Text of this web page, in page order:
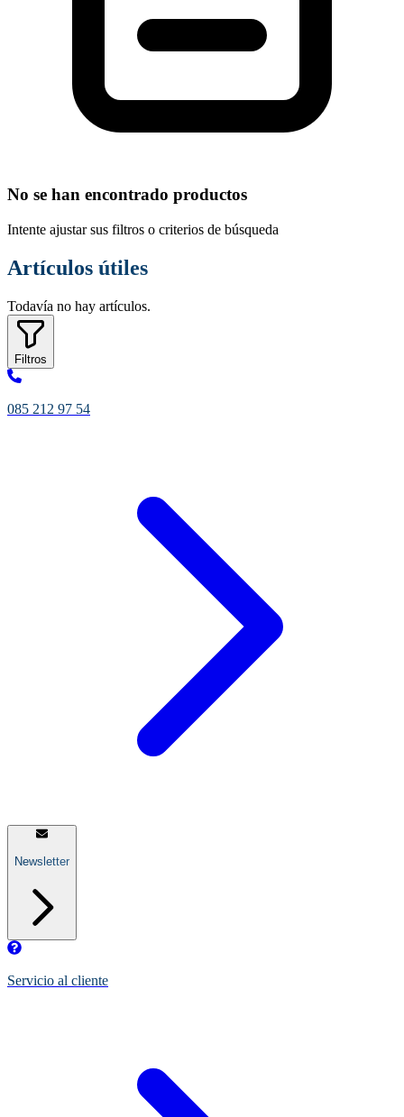
No se han encontrado productos
Intente ajustar sus filtros o criterios de búsqueda
Artículos útiles
Todavía no hay artículos.
Filtros
085 212 97 54
Newsletter
Servicio al cliente